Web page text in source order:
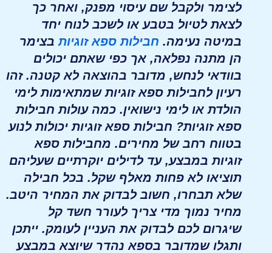
לצימר ולקבל שם עיסוי מפנק, ואחר כך
לצאת לטיול בטבע או לשכב לנוח יחד
במיטה נעימה. חבילות ספא זוגיותבצימר
הן מתנה נפלאה, אך כפי שאתם יכולים
בוודאי לנחש, מדובר בהוצאה לא קטנה. זהו
רעיון לחבילות ספא זוגיות שמתאימות לימי
הולדת או לימי נישואין. כמה עולות חבילות
ספא זוגיות? חבילות ספא זוגיות יכולות לנוע
בטווח רחב של מחירים. מחבילות ספא
זוגיות במבצע, עד לדילים יוקרתיים שעליהם
תוציאו לא פחות מאלף שקל. בכל חבילה
שלא תבחרו, חשוב לבדוק את המחיר היטב.
מחיר נמוך מדי צריך לעורר חשד קל
שיגרום לכם לבדוק את העניין לעומק. ייתכן
ותגלו שמדובר בספא נהדר שיוצא במבצע